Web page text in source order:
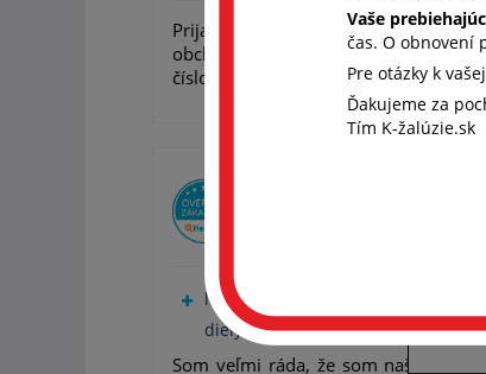
Prijal by som lepšiu komunikáciu
obchodom. Nedalo sa Vám dovolať
číslo
len málo obchodov predáva
diely na žalúzie
Som veľmi ráda, že som našla tento
Vaše
čas. O obnovení
Pre otázky k
Ďakujeme za
Tím K-žalúzie.sk